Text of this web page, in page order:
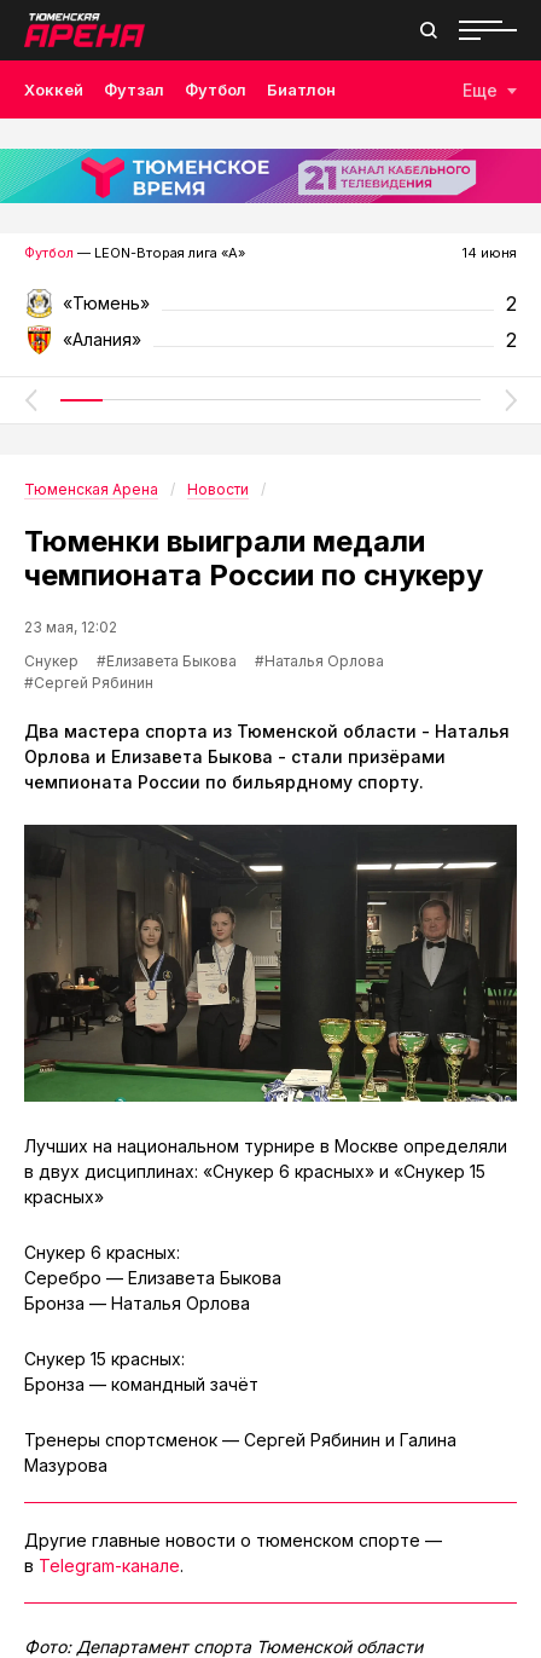
Хоккей Футзал Футбол Биатлон
Лыжные гонки Волейбол Плавание Дзюдо
Скалолазание Велоспорт Бокс
Еще
Футбол — LEON-Вторая лига «А» 14 июня
«Тюмень» 2
«Алания» 2
Тюменская Арена Новости
Тюменки выиграли медали
чемпионата России по снукеру
23 мая, 12:02
Снукер
#Елизавета Быкова
#Наталья Орлова
#Сергей Рябинин
Два мастера спорта из Тюменской области - Наталья
Орлова и Елизавета Быкова - стали призёрами
чемпионата России по бильярдному спорту.
Лучших на национальном турнире в Москве определяли
в двух дисциплинах: «Снукер 6 красных» и «Снукер 15
красных»
Снукер 6 красных:
Серебро — Елизавета Быкова
Бронза — Наталья Орлова
Снукер 15 красных:
Бронза — командный зачёт
Тренеры спортсменок — Сергей Рябинин и Галина
Мазурова
Другие главные новости о тюменском спорте —
в Telegram-канале.
Фото: Департамент спорта Тюменской области